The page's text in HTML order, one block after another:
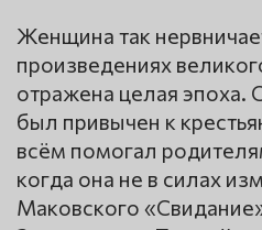
Женщина так
произведениях
отражена целая эпоха.
был привычен к
всём помогал
когда она не в силах
Маковского